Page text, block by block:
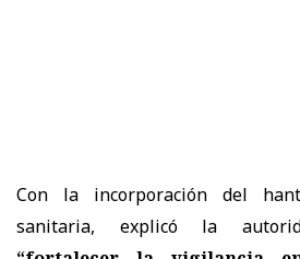
Con la incorporación del
sanitaria, explicó la